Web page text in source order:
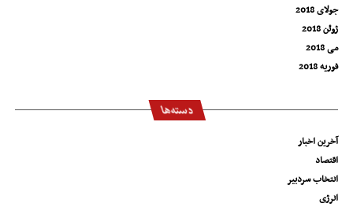
جولای 2018
ژوئن 2018
می 2018
فوریه 2018
دسته‌ها
آخرین اخبار
اقتصاد
انتخاب سردبیر
انرژی